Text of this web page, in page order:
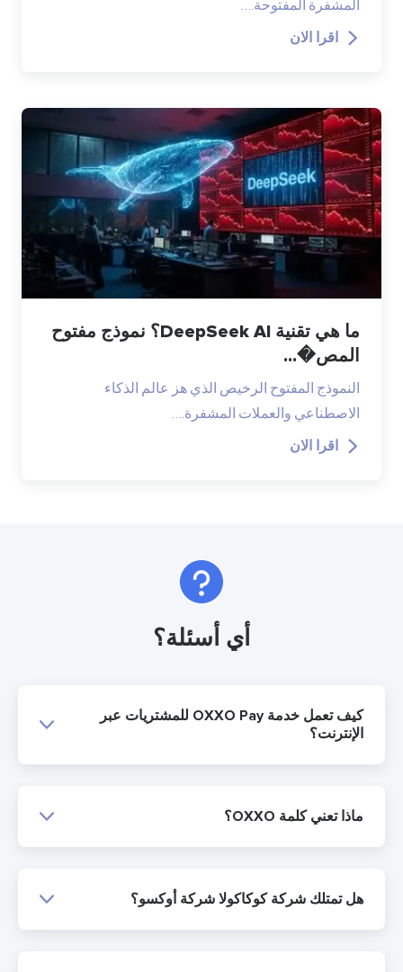
ما هي تقنية DeepSeek AI؟ نموذج مفتوح
الذي هز عالم الذكاء
المشفرة.…
كيف تعمل خدمة OXXO Pay للمشتريات عبر
شركة أوكسو؟